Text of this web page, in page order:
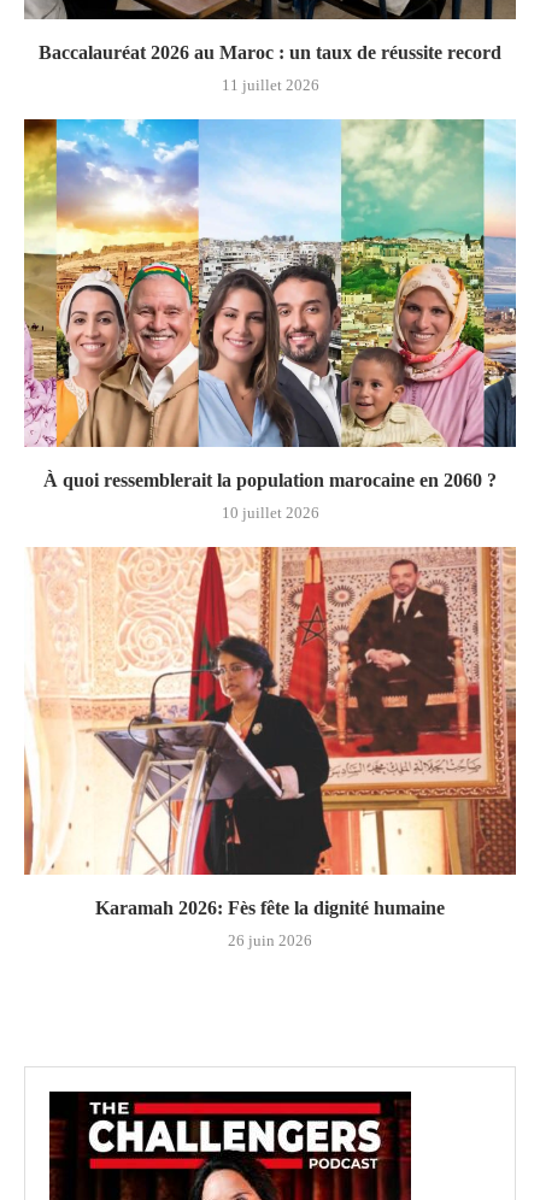
Baccalauréat 2026 au Maroc : un taux de réussite record
11 juillet 2026
À quoi ressemblerait la population marocaine en 2060 ?
10 juillet 2026
Karamah 2026: Fès fête la dignité humaine
26 juin 2026